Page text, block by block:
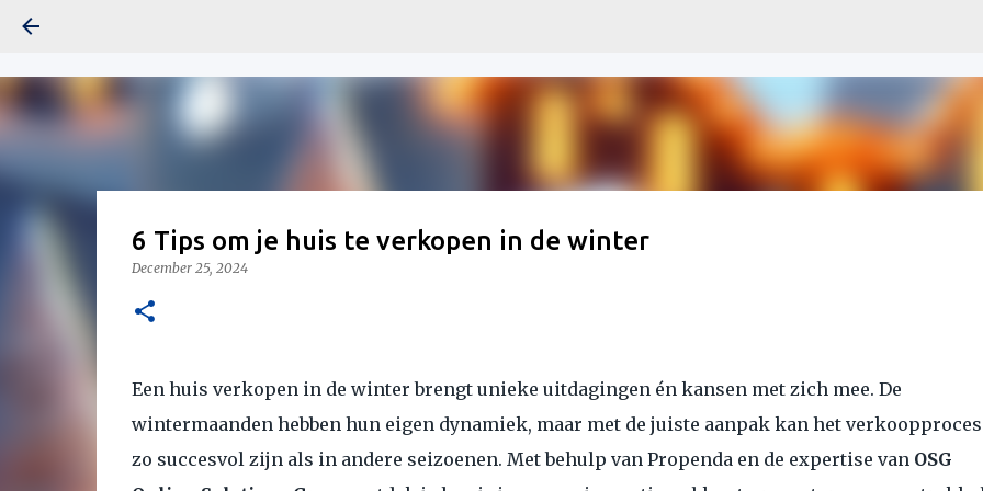
6 Tips om je huis te verkopen in de winter
December 25, 2024
Een huis verkopen in de winter brengt unieke uitdagingen én kansen met zich mee. De
wintermaanden hebben hun eigen dynamiek, maar met de juiste aanpak kan het
zo succesvol zijn als in andere seizoenen. Met behulp van Propendaen de expertise van OSG